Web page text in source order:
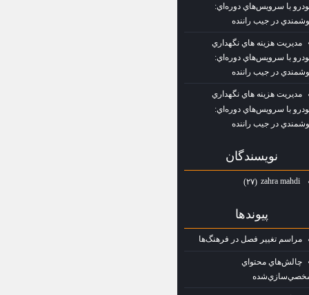
با سرويس‌هاي دوره‌اي:
در جيب راننده
مديريت هزينه‌ هاي نگهداري
با سرويس‌هاي دوره‌اي:
در جيب راننده
مديريت هزينه‌ هاي نگهداري
با سرويس‌هاي دوره‌اي:
در جيب راننده
نويسندگان
(۲۷)
پيوندها
مراسم تغيير فصل در فرهنگ‌ها
چالش‌هاي محتواي